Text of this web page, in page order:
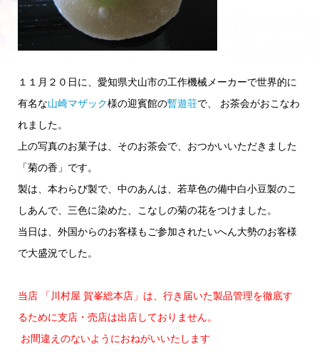
１１月２０日に、愛知県犬山市の工作機械メーカーで世界的に
有名な山崎マザック様の迎賓館の暫遊荘で、 お茶会がおこなわ
れました。
上の写真のお菓子は、そのお茶会で、おつかいいただきました
「菊の香」です。
製は、本わらび製で、中のあんは、若草色の備中白小豆製のこ
しあんで、三色に染めた、こなしの菊の花をつけました。
当日は、外国からのお客様もご参加されたいへん大勢のお客様
で大盛況でした。
当店 「川村屋 賀峯総本店」は、行き届いた製品管理を徹底す
るために支店・売店は出店しておりません。
お間違えのないようにおねがいいたします